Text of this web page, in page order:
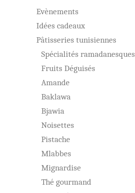
Evènements
Idées cadeaux
Pâtisseries tunisiennes
Spécialités ramadanesques
Fruits Déguisés
Amande
Baklawa
Bjawia
Noisettes
Pistache
Mlabbes
Mignardise
Thé gourmand